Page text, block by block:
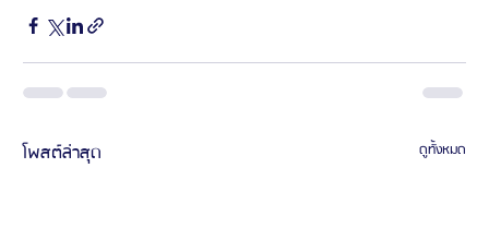
โพสต์ล่าสุด ดูทั้งหมด